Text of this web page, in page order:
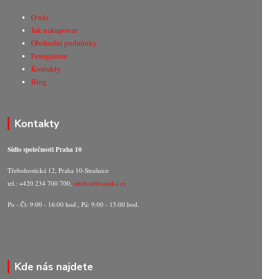
O nás
Jak nakupovat
Obchodní podmínky
Fotogalerie
Kontakty
Blog
Kontakty
Sídlo společnosti Praha 10
Třebohostická 12, Praha 10-Strašnice
tel.: +420 234 700 700,obchod@razitka.cz
Po - Čt: 9:00 - 16:00 hod., Pá: 9:00 - 15:00 hod.
Kde nás najdete